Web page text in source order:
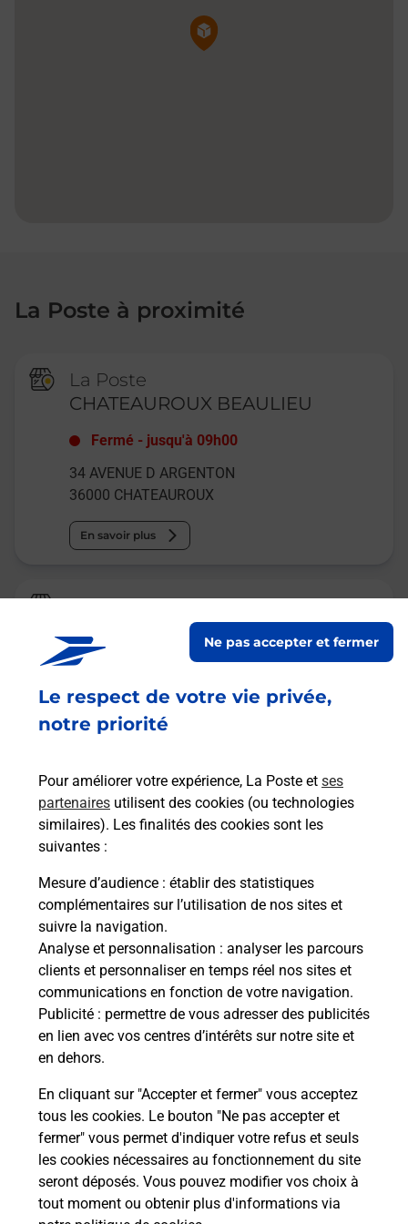
Le respect de votre vie privée,
notre priorité
Pour améliorer votre expérience, La Poste et ses
partenaires utilisent des cookies (ou technologies
similaires). Les finalités des cookies sont les
suivantes :
Mesure d’audience : établir des statistiques
complémentaires sur l’utilisation de nos sites et
suivre la navigation.
Analyse et personnalisation : analyser les parcours
clients et personnaliser en temps réel nos sites et
communications en fonction de votre navigation.
Publicité : permettre de vous adresser des publicités
en lien avec vos centres d’intérêts sur notre site et
en dehors.
En cliquant sur "Accepter et fermer" vous acceptez
tous les cookies. Le bouton "Ne pas accepter et
fermer" vous permet d'indiquer votre refus et seuls
les cookies nécessaires au fonctionnement du site
seront déposés. Vous pouvez modifier vos choix à
tout moment ou obtenir plus d'informations via
Ne pas accepter et fermer
Pin de la carte
La Poste à proximité
La Poste
CHATEAUROUX BEAULIEU
Fermé - jusqu'à 09h00
34 AVENUE D ARGENTON
36000 CHATEAUROUX
En savoir plus
Relais Pickup
CARREFOUR MARKET
jusqu'à 08h30
40 AVENUE D ARGENTON
36000 CHATEAUROUX
Malin !
La Poste
en ligne
Ouvert 24h/24
En savoir plus
CHATEAUROUX
CONSIGNE ELEPHANT BLEU CHATEAUROUX